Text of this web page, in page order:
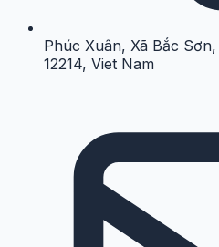
Phúc Xuân, Xã Bắc
12214, Viet Nam